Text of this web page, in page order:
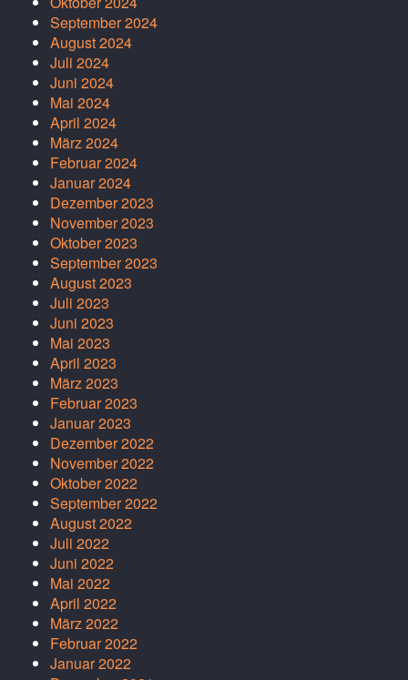
September 2024
August 2024
Juli 2024
Juni 2024
Mai 2024
April 2024
März 2024
Februar 2024
Januar 2024
Dezember 2023
November 2023
Oktober 2023
September 2023
August 2023
Juli 2023
Juni 2023
Mai 2023
April 2023
März 2023
Februar 2023
Januar 2023
Dezember 2022
November 2022
Oktober 2022
September 2022
August 2022
Juli 2022
Juni 2022
Mai 2022
April 2022
März 2022
Februar 2022
Januar 2022